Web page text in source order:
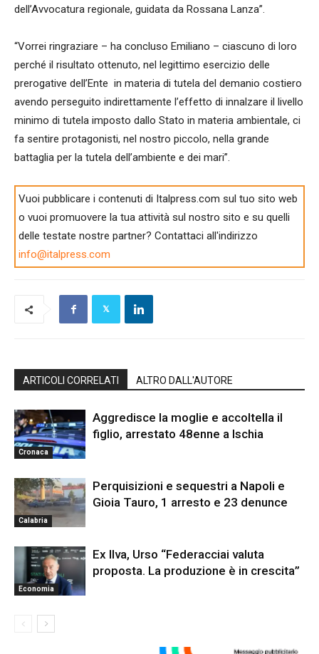
dell’Avvocatura regionale, guidata da Rossana Lanza”.
“Vorrei ringraziare – ha concluso Emiliano – ciascuno di loro
perché il risultato ottenuto, nel legittimo esercizio delle
prerogative dell’Ente in materia di tutela del demanio costiero
avendo perseguito indirettamente l’effetto di innalzare il livello
minimo di tutela imposto dallo Stato in materia ambientale, ci
fa sentire protagonisti, nel nostro piccolo, nella grande
battaglia per la tutela dell’ambiente e dei mari”.
Vuoi pubblicare i contenuti di Italpress.com sul tuo sito web
o vuoi promuovere la tua attività sul nostro sito e su quelli
delle testate nostre partner? Contattaci all'indirizzo
info@italpress.com
ARTICOLI CORRELATI ALTRO DALL'AUTORE
Cronaca
Aggredisce la moglie e accoltella il
figlio, arrestato 48enne a Ischia
Calabria
Perquisizioni e sequestri a Napoli e
Gioia Tauro, 1 arresto e 23 denunce
Economia
Ex Ilva, Urso “Federacciai valuta
proposta. La produzione è in crescita”